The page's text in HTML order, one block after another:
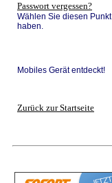
Passwort vergessen?
Wählen Sie diesen
haben.
Mobiles Gerät entdeckt!
Zurück zur Startseite